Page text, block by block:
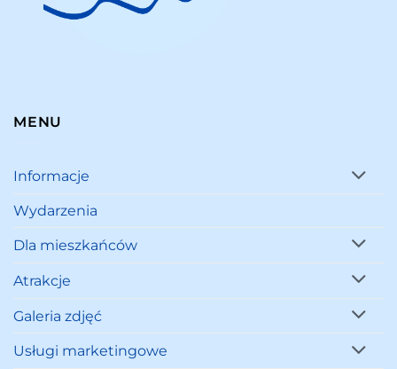
MENU
Informacje
Wydarzenia
Dla mieszkańców
Atrakcje
Galeria zdjęć
Usługi marketingowe